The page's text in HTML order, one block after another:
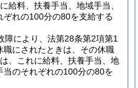
給料、扶養手当、地域手当、
れの100分の80を支給する
障により、法第28条第2項第1
にされたときは、その休職
、これに給料、扶養手当、地
のそれぞれの100分の80を